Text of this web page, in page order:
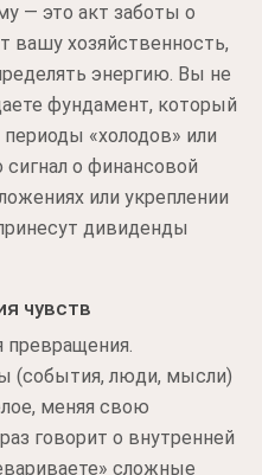
— это акт заботы о
вашу хозяйственность,
энергию. Вы не
фундамент, который
«холодов» или
о финансовой
или укреплении
дивиденды
чувств
превращения.
(события, люди, мысли)
меняя свою
говорит о внутренней
сложные